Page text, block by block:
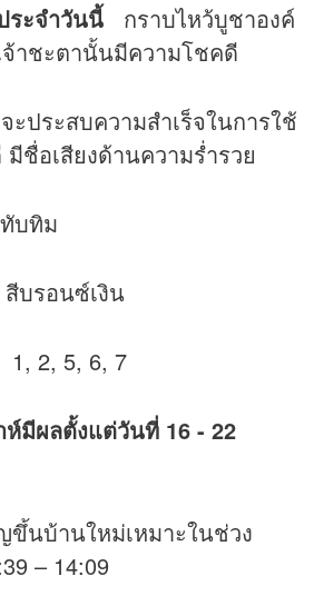
ระจำวันนี้ กราบไหว้บูชาองค์
จ้าชะตานั้นมีความโชคดี
จะประสบความสำเร็จในการใช้
ชื่อเสียงด้านความร่ำรวย
ทิม
นซ์เงิน
5, 6, 7
ห์มีผลตั้งแต่วันที่ 16 - 22
นบ้านใหม่เหมาะในช่วง
14:09